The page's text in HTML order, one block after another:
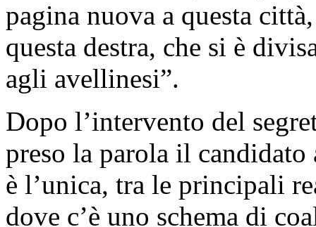
pagina nuova a questa
questa destra, che si è
agli avellinesi”.
Dopo l’intervento del
preso la parola il
è l’unica, tra le principali
dove c’è uno schema di